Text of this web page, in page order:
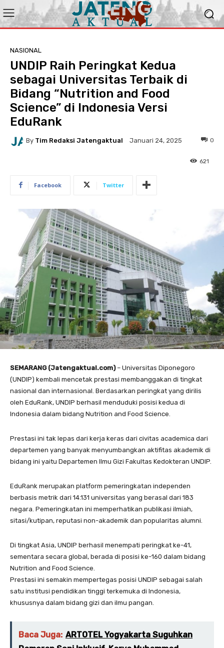
NASIONAL
UNDIP Raih Peringkat Kedua
sebagai Universitas Terbaik di
Bidang “Nutrition and Food
Science” di Indonesia Versi
EduRank
By Tim Redaksi Jatengaktual Januari 24, 2025 0
621
Facebook Twitter
SEMARANG (Jatengaktual.com)– Universitas Diponegoro
(UNDIP) kembali mencetak prestasi membanggakan di tingkat
nasional dan internasional. Berdasarkan peringkat yang dirilis
oleh EduRank, UNDIP berhasil menduduki posisi kedua di
Indonesia dalam bidang Nutrition and Food Science.
Prestasi ini tak lepas dari kerja keras dari civitas academica dari
departemen yang banyak menyumbangkan aktifitas akademik di
bidang ini yaitu Departemen Ilmu Gizi Fakultas Kedokteran UNDIP.
EduRank merupakan platform pemeringkatan independen
berbasis metrik dari 14.131 universitas yang berasal dari 183
negara. Pemeringkatan ini memperhatikan publikasi ilmiah,
sitasi/kutipan, reputasi non-akademik dan popularitas alumni.
Di tingkat Asia, UNDIP berhasil menempati peringkat ke-41,
sementara secara global, berada di posisi ke-160 dalam bidang
Nutrition and Food Science.
Prestasi ini semakin mempertegas posisi UNDIP sebagai salah
satu institusi pendidikan tinggi terkemuka di Indonesia,
khususnya dalam bidang gizi dan ilmu pangan.
Baca Juga: ARTOTEL Yogyakarta Suguhkan